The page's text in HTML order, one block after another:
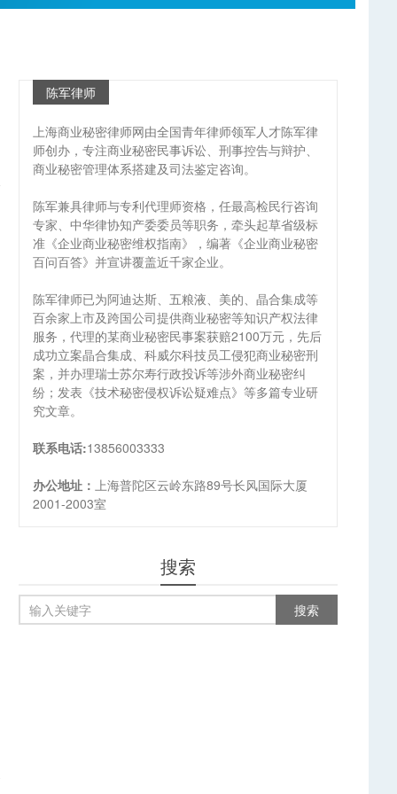
陈军律师
上海商业秘密律师网由全国青年律师领军人才陈军律
师创办，专注商业秘密民事诉讼、刑事控告与辩护、
商业秘密管理体系搭建及司法鉴定咨询。
陈军兼具律师与专利代理师资格，任最高检民行咨询
专家、中华律协知产委委员等职务，牵头起草省级标
准《企业商业秘密维权指南》，编著《企业商业秘密
百问百答》并宣讲覆盖近千家企业。
陈军律师已为阿迪达斯、五粮液、美的、晶合集成等
百余家上市及跨国公司提供商业秘密等知识产权法律
服务，代理的某商业秘密民事案获赔2100万元，先后
成功立案晶合集成、科威尔科技员工侵犯商业秘密刑
案，并办理瑞士苏尔寿行政投诉等涉外商业秘密纠
纷；发表《技术秘密侵权诉讼疑难点》等多篇专业研
究文章。
联系电话:13856003333
办公地址： 上海普陀区云岭东路89号长风国际大厦
2001-2003室
搜索